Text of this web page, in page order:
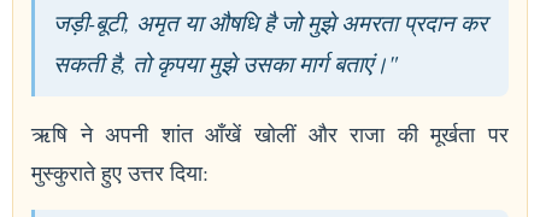
जड़ी-बूटी, अमृत या औषधि है जो मुझे अमरता प्रदान कर
सकती है, तो कृपया मुझे उसका मार्ग बताएं।"
ऋषि ने अपनी शांत आँखें खोलीं और राजा की मूर्खता पर
मुस्कुराते हुए उत्तर दिया: